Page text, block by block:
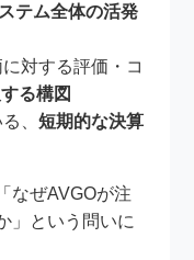
テム全体の活発
対する評価・コ
る構図
る、短期的な決算
なぜAVGOが注
」という問いに